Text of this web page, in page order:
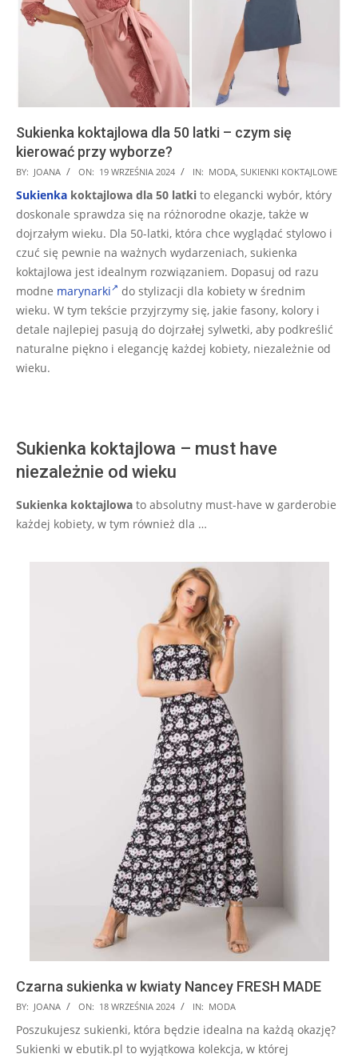
Sukienka koktajlowa dla 50 latki – czym się
kierować przy wyborze?
2024-
09-
19
BY: JOANA ON: 19 WRZEŚNIA 2024 IN: MODA SUKIENKI KOKTAJLOWE
Sukienka koktajlowa dla 50 latki to elegancki wybór, który
doskonale sprawdza się na różnorodne okazje, także w
dojrzałym wieku. Dla 50-latki, która chce wyglądać stylowo i
czuć się pewnie na ważnych wydarzeniach, sukienka
koktajlowa jest idealnym rozwiązaniem. Dopasuj od razu
modne marynarki
do stylizacji dla kobiety w średnim
wieku. W tym tekście przyjrzymy się, jakie fasony, kolory i
detale najlepiej pasują do dojrzałej sylwetki, aby podkreślić
naturalne piękno i elegancję każdej kobiety, niezależnie od
wieku.
Sukienka koktajlowa – must have
niezależnie od wieku
Sukienka koktajlowa to absolutny must-have w garderobie
każdej kobiety, w tym również dla …
Czarna sukienka w kwiaty Nancey FRESH MADE
2024-
09-
18
BY: JOANA ON: 18 WRZEŚNIA 2024 IN: MODA
Poszukujesz sukienki, która będzie idealna na każdą okazję?
Sukienki w ebutik.pl to wyjątkowa kolekcja, w której